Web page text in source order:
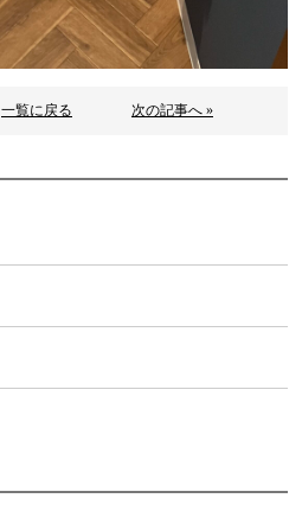
一覧に戻る 次の記事へ »